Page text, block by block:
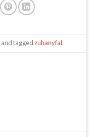
and taggedzuhanyfal.